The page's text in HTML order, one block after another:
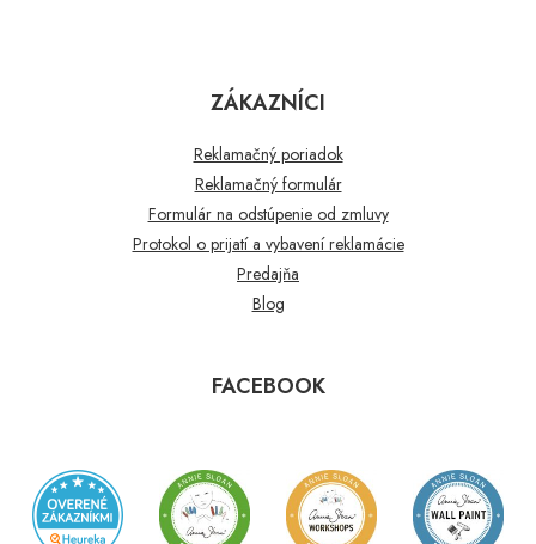
ZÁKAZNÍCI
Reklamačný poriadok
Reklamačný formulár
Formulár na odstúpenie od zmluvy
Protokol o prijatí a vybavení reklamácie
Predajňa
Blog
FACEBOOK